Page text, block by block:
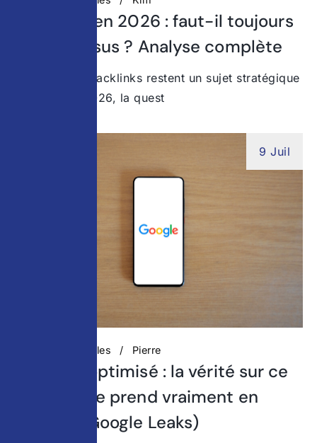
Backlinks en 2026 : faut-il toujours
miser dessus ? Analyse complète
Pourquoi les backlinks restent un sujet stratégique
en 2026 En 2026, la quest
9 Juil
Actualités digitales Pierre
Contenu optimisé : la vérité sur ce
que Google prend vraiment en
compte (Google Leaks)